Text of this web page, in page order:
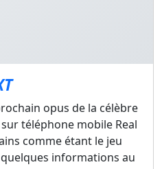
opus de la célèbre
téléphone mobile Real
comme étant le jeu
quelques informations au